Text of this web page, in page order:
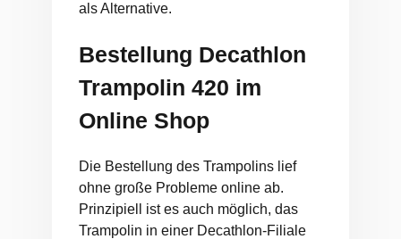
als Alternative.
Bestellung Decathlon
Trampolin 420 im
Online Shop
Die Bestellung des Trampolins lief
ohne große Probleme online ab.
Prinzipiell ist es auch möglich, das
Trampolin in einer Decathlon-Filiale